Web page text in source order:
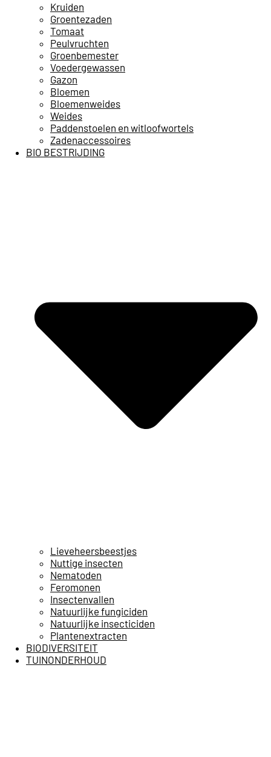
Kruiden
Groentezaden
Tomaat
Peulvruchten
Groenbemester
Voedergewassen
Gazon
Bloemen
Bloemenweides
Weides
Paddenstoelen en witloofwortels
Zadenaccessoires
BIO BESTRIJDING
Lieveheersbeestjes
Nuttige insecten
Nematoden
Feromonen
Insectenvallen
Natuurlijke fungiciden
Natuurlijke insecticiden
Plantenextracten
BIODIVERSITEIT
TUINONDERHOUD